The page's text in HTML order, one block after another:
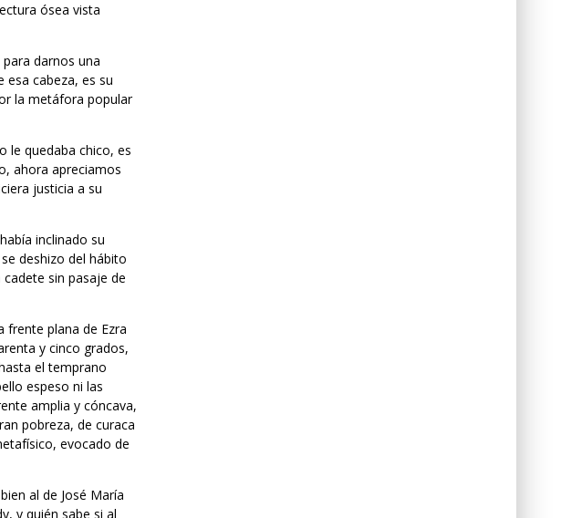
ósea vista
darnos una
esa cabeza, es su
la metáfora popular
le quedaba chico, es
ahora apreciamos
justicia a su
inclinado su
deshizo del hábito
sin pasaje de
frente plana de Ezra
y cinco grados,
el temprano
espeso ni las
amplia y cóncava,
pobreza, de curaca
evocado de
al de José María
y quién sabe si al